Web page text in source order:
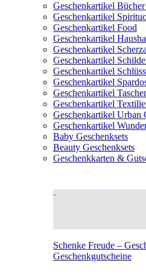
Geschenkartikel
Geschenkartikel
Geschenkartikel Food
Geschenkartikel
Geschenkartikel
Geschenkartikel
Geschenkartikel
Geschenkartikel
Geschenkartikel
Geschenkartikel
Geschenkartikel Urban
Geschenkartikel
Baby Geschenksets
Beauty Geschenksets
Geschenkkarten &
Schenke Freude –
Geschenkgutscheine